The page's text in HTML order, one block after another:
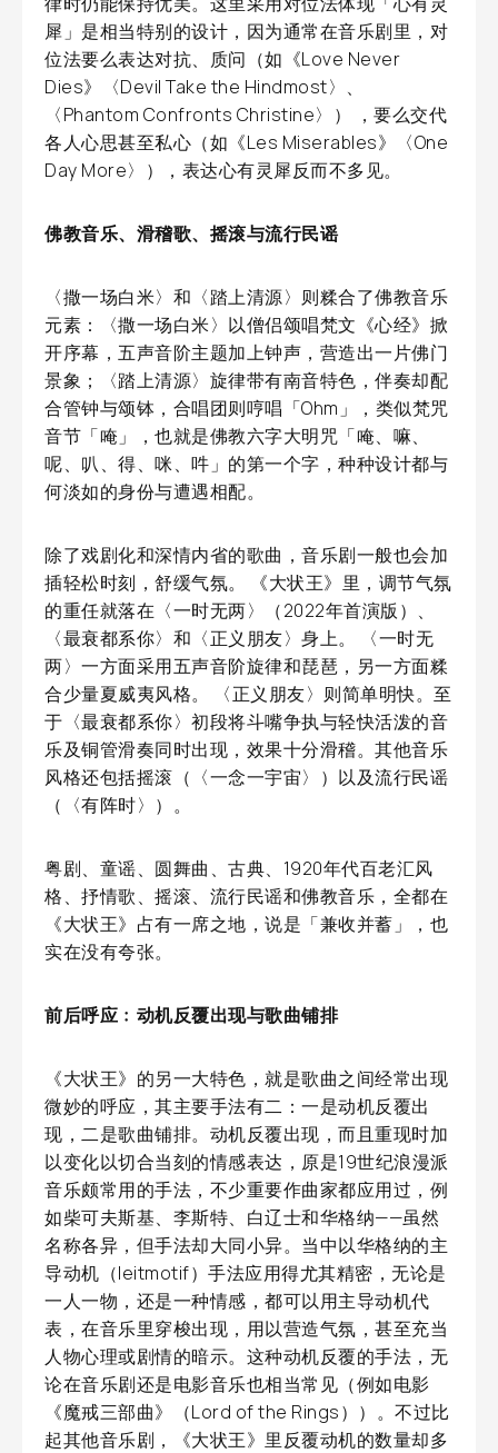
犀」是相当特别的设计，因为通常在音乐剧里，对
位法要么表达对抗、质问（如《Love Never
Dies》〈Devil Take the Hindmost〉、
〈Phantom Confronts Christine〉） ，要么交代
各人心思甚至私心（如《Les Miserables》〈One
Day More〉），表达心有灵犀反而不多见。
佛教音乐、滑稽歌、摇滚与流行民谣
〈撒一场白米〉和〈踏上清源〉则糅合了佛教音乐
元素：〈撒一场白米〉以僧侣颂唱梵文《心经》掀
开序幕，五声音阶主题加上钟声，营造出一片佛门
景象；〈踏上清源〉旋律带有南音特色，伴奏却配
合管钟与颂钵，合唱团则哼唱「Ohm」，类似梵咒
音节「唵」，也就是佛教六字大明咒「唵、嘛、
呢、叭、得、咪、吽」的第一个字，种种设计都与
何淡如的身份与遭遇相配。
除了戏剧化和深情内省的歌曲，音乐剧一般也会加
插轻松时刻，舒缓气氛。 《大状王》里，调节气氛
的重任就落在〈一时无两〉（2022年首演版）、
〈最衰都系你〉和〈正义朋友〉身上。 〈一时无
两〉一方面采用五声音阶旋律和琵琶，另一方面糅
合少量夏威夷风格。 〈正义朋友〉则简单明快。至
于〈最衰都系你〉初段将斗嘴争执与轻快活泼的音
乐及铜管滑奏同时出现，效果十分滑稽。其他音乐
风格还包括摇滚（〈一念一宇宙〉）以及流行民谣
（〈有阵时〉）。
粤剧、童谣、圆舞曲、古典、1920年代百老汇风
格、抒情歌、摇滚、流行民谣和佛教音乐，全都在
《大状王》占有一席之地，说是「兼收并蓄」，也
实在没有夸张。
前后呼应﹕动机反覆出现与歌曲铺排
《大状王》的另一大特色，就是歌曲之间经常出现
微妙的呼应，其主要手法有二：一是动机反覆出
现，二是歌曲铺排。动机反覆出现，而且重现时加
以变化以切合当刻的情感表达，原是19世纪浪漫派
音乐颇常用的手法，不少重要作曲家都应用过，例
如柴可夫斯基、李斯特、白辽士和华格纳——虽然
名称各异，但手法却大同小异。当中以华格纳的主
导动机（leitmotif）手法应用得尤其精密，无论是
一人一物，还是一种情感，都可以用主导动机代
表，在音乐里穿梭出现，用以营造气氛，甚至充当
人物心理或剧情的暗示。这种动机反覆的手法，无
论在音乐剧还是电影音乐也相当常见（例如电影
《魔戒三部曲》（Lord of the Rings））。不过比
起其他音乐剧，《大状王》里反覆动机的数量却多